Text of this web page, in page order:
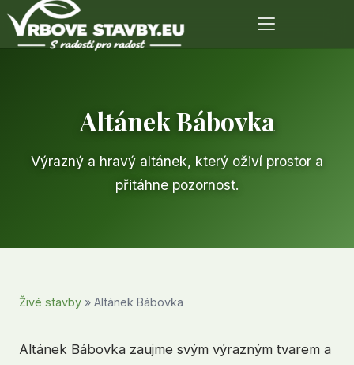
Altánek Bábovka
Výrazný a hravý altánek, který oživí prostor a
přitáhne pozornost.
Živé stavby » Altánek Bábovka
Altánek Bábovka zaujme svým výrazným tvarem a